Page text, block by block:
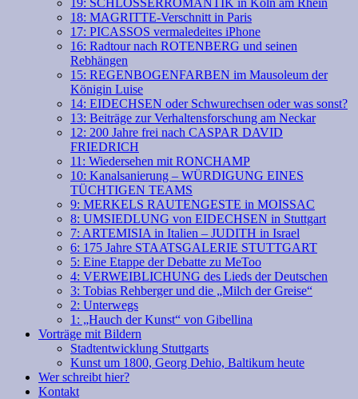
18: MAGRITTE-Verschnitt in Paris
17: PICASSOS vermaledeites iPhone
16: Radtour nach ROTENBERG und seinen
Rebhängen
15: REGENBOGENFARBEN im Mausoleum der
Königin Luise
14: EIDECHSEN oder Schwurechsen oder was sonst?
13: Beiträge zur Verhaltensforschung am Neckar
12: 200 Jahre frei nach CASPAR DAVID
FRIEDRICH
11: Wiedersehen mit RONCHAMP
10: Kanalsanierung – WÜRDIGUNG EINES
TÜCHTIGEN TEAMS
9: MERKELS RAUTENGESTE in MOISSAC
8: UMSIEDLUNG von EIDECHSEN in Stuttgart
7: ARTEMISIA in Italien – JUDITH in Israel
6: 175 Jahre STAATSGALERIE STUTTGART
5: Eine Etappe der Debatte zu MeToo
4: VERWEIBLICHUNG des Lieds der Deutschen
3: Tobias Rehberger und die „Milch der Greise“
2: Unterwegs
1: „Hauch der Kunst“ von Gibellina
Vorträge mit Bildern
Stadtentwicklung Stuttgarts
Kunst um 1800, Georg Dehio, Baltikum heute
Wer schreibt hier?
Kontakt